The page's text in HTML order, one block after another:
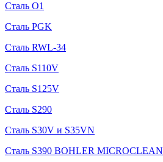
Сталь O1
Сталь PGK
Сталь RWL-34
Сталь S110V
Сталь S125V
Сталь S290
Сталь S30V и S35VN
Сталь S390 BOHLER MICROCLEAN